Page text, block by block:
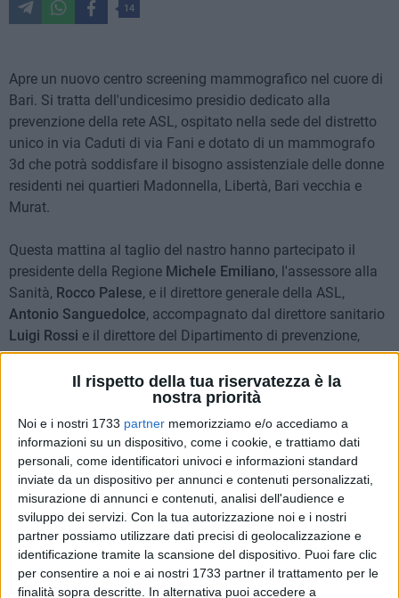
Il rispetto della tua riservatezza è la
nostra priorità
Noi e i nostri 1733 partner memorizziamo e/o accediamo a
informazioni su un dispositivo, come i cookie, e trattiamo dati
personali, come identificatori univoci e informazioni standard
inviate da un dispositivo per annunci e contenuti personalizzati,
misurazione di annunci e contenuti, analisi dell'audience e
sviluppo dei servizi. Con la tua autorizzazione noi e i nostri
partner possiamo utilizzare dati precisi di geolocalizzazione e
identificazione tramite la scansione del dispositivo. Puoi fare clic
per consentire a noi e ai nostri 1733 partner il trattamento per le
finalità sopra descritte. In alternativa puoi accedere a
14
Apre un nuovo centro screening mammografico nel cuore di
Bari. Si tratta dell'undicesimo presidio dedicato alla
prevenzione della rete ASL, ospitato nella sede del distretto
unico in via Caduti di via Fani e dotato di un mammografo
3d che potrà soddisfare il bisogno assistenziale delle donne
residenti nei quartieri Madonnella, Libertà, Bari vecchia e
Murat.
Questa mattina al taglio del nastro hanno partecipato il
presidente della Regione Michele Emiliano, l'assessore alla
Sanità, Rocco Palese, e il direttore generale della ASL,
Antonio Sanguedolce, accompagnato dal direttore sanitario
Luigi Rossi e il direttore del Dipartimento di prevenzione,
Fulvio Longo, insieme a cittadini e associazioni di
volontariato. Sul posto sono intervenute anche: la
coordinatrice del Centro ScreeningSara De Nitto
direttrice del distretto unicoRosella Squicciarini.
4 FOTO
Un nuovo centro Screening con mammografo digitale
3D nel cuore di Bari